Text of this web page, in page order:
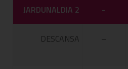
JARDUNALDIA 2 -
DESCANSA –